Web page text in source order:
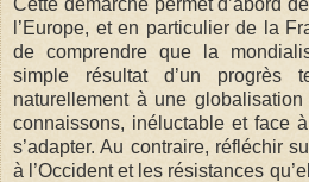
l’Europe, et en particulier de la
de comprendre que la
simple résultat d’un progrès
naturellement à une
connaissons, inéluctable et face
s’adapter. Au contraire, réfléchir
à l’Occident et les résistances